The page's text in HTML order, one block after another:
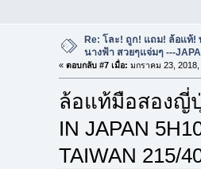
Re: โละ! ถูก! แถม! ล้อแท้!
นางฟ้า สวยๆแจ่มๆ ---
« ตอบกลับ #7 เมื่อ: มกราคม 23, 2018,
ล้อแท้มือสองญี่
IN JAPAN
TAIWAN 215/